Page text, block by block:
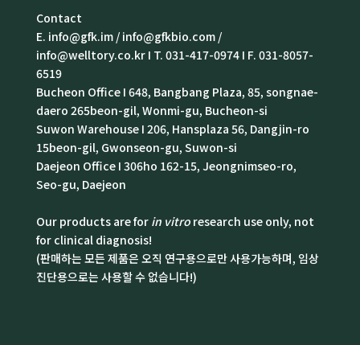
Contact
E. info@gfk.im / info@gfkbio.com /
info@welltory.co.kr I T. 031-417-0974 I F. 031-8057-
6519
Bucheon Office I 648, Bangbang Plaza, 85, songnae-
daero 265beon-gil, Wonmi-gu, Bucheon-si
Suwon Warehouse I 206, Hansplaza 56, Dangjin-ro
15beon-gil, Gwonseon-gu, Suwon-si
Daejeon Office I 306ho 162-15, Jeongnimseo-ro,
Seo-gu, Daejeon
Our products are for in vitroresearch use only, not
for clinical diagnosis!
(판매하는 모든 제품은 오직 연구용으로만 사용가능하며, 임상
진단용으로는 사용할 수 없습니다!)